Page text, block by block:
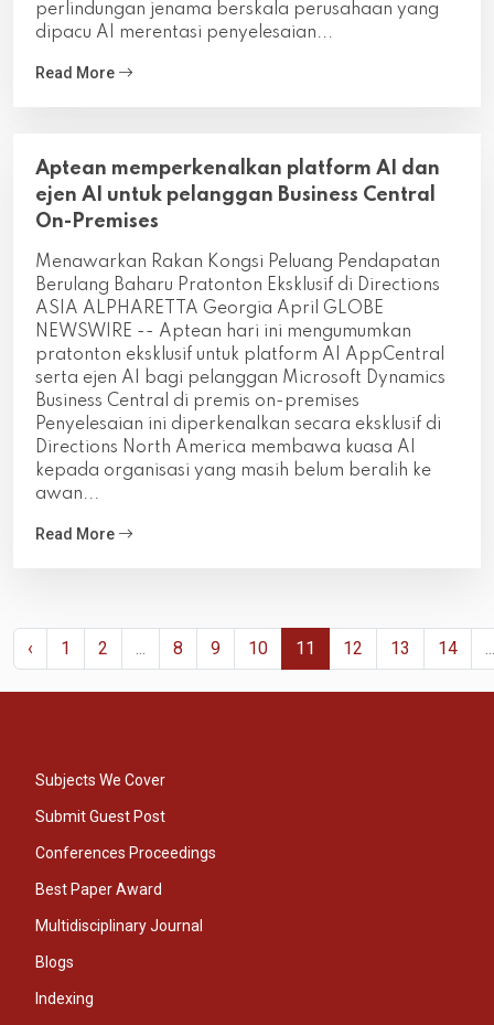
perlindungan jenama berskala perusahaan yang
dipacu AI merentasi penyelesaian...
Read More
Aptean memperkenalkan platform AI dan
ejen AI untuk pelanggan Business Central
On-Premises
Menawarkan Rakan Kongsi Peluang Pendapatan
Berulang Baharu Pratonton Eksklusif di Directions
ASIA ALPHARETTA Georgia April GLOBE
NEWSWIRE -- Aptean hari ini mengumumkan
pratonton eksklusif untuk platform AI AppCentral
serta ejen AI bagi pelanggan Microsoft Dynamics
Business Central di premis on-premises
Penyelesaian ini diperkenalkan secara eksklusif di
Directions North America membawa kuasa AI
kepada organisasi yang masih belum beralih ke
awan...
Read More
‹ 1 2 ... 8 9 10 11 12 13 14 ...
Subjects We Cover
Submit Guest Post
Conferences Proceedings
Best Paper Award
Multidisciplinary Journal
Blogs
Indexing